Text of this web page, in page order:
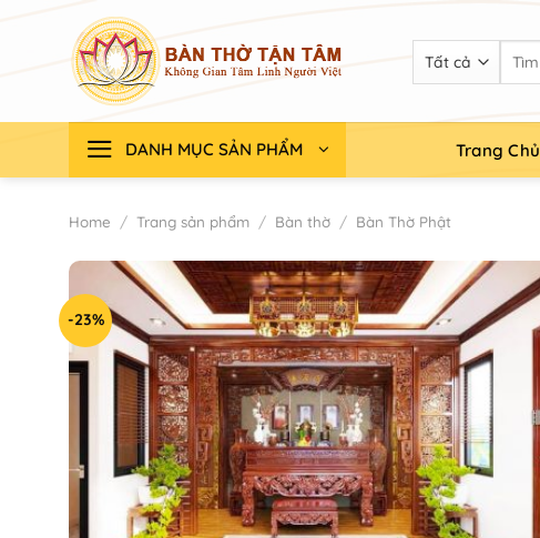
for:
DANH MỤC SẢN PHẨM Trang Chủ
Home / Trang sản phẩm / Bàn thờ / Bàn Thờ Phật
-23%